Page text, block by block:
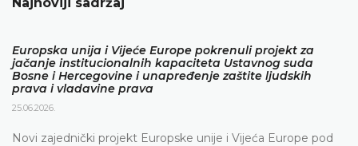
Europska unija i Vijeće Europe pokrenuli projekt za
jačanje institucionalnih kapaciteta Ustavnog suda
Bosne i Hercegovine i unapređenje zaštite ljudskih
prava i vladavine prava
25.06.2026.
Novi zajednički projekt Europske unije i Vijeća Europe pod